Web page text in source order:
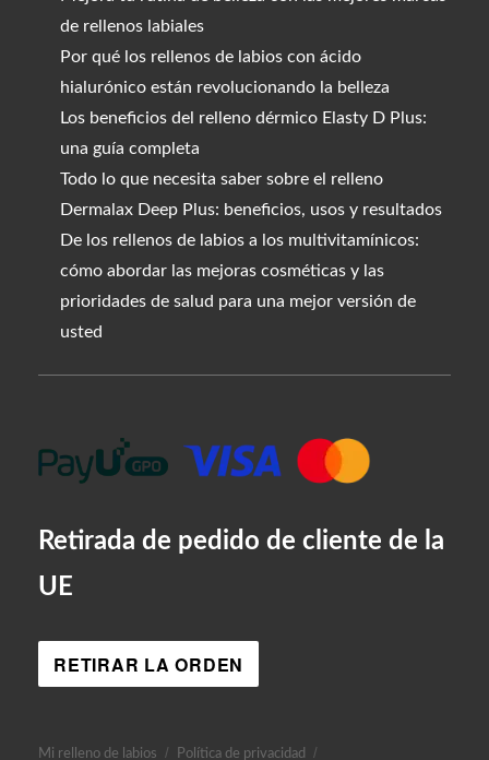
de rellenos labiales
Por qué los rellenos de labios con ácido
hialurónico están revolucionando la belleza
Los beneficios del relleno dérmico Elasty D Plus:
una guía completa
Todo lo que necesita saber sobre el relleno
Dermalax Deep Plus: beneficios, usos y resultados
De los rellenos de labios a los multivitamínicos:
cómo abordar las mejoras cosméticas y las
prioridades de salud para una mejor versión de
usted
Retirada de pedido de cliente de la
UE
RETIRAR LA ORDEN
Mi relleno de labios Política de privacidad